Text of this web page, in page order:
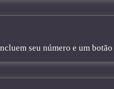
seu número e um